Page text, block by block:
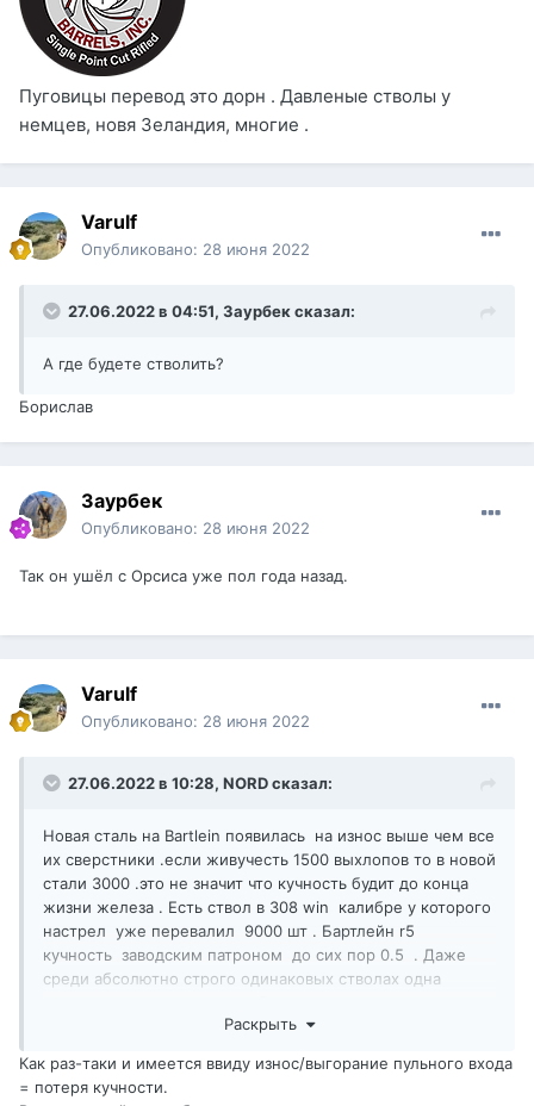
Пуговицы перевод это дорн . Давленые стволы у
немцев, новя Зеландия, многие .
Varulf
Опубликовано: 28 июня 2022
27.06.2022 в 04:51, Заурбексказал:
А где будете стволить?
Борислав
Заурбек
Опубликовано: 28 июня 2022
Так он ушёл с Орсиса уже пол года назад.
Varulf
Опубликовано: 28 июня 2022
27.06.2022 в 10:28, NORDсказал:
Новая сталь на Bartlein появилась на износ выше чем все
их сверстники .если живучесть 1500 выхлопов то в новой
стали 3000 .это не значит что кучность будит до конца
жизни железа . Есть ствол в 308 win калибре у которого
настрел уже перевалил 9000 шт . Бартлейн r5
кучность заводским патроном до сих пор 0.5 . Даже
среди абсолютно строго одинаковых стволах одна
Скоростя у стволов варьируется . Как сказал Треси даже
механические следы . И после полировки . С сайта
Бартлейн через перевод ,:
Раскрыть
Как раз-таки и имеется ввиду износ/выгорание пульного входа
= потеря кучности.